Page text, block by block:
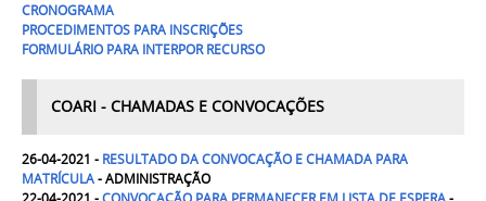
CRONOGRAMA
PROCEDIMENTOS PARA INSCRIÇÕES
FORMULÁRIO PARA INTERPOR RECURSO
COARI - CHAMADAS E CONVOCAÇÕES
26-04-2021 - RESULTADO DA CONVOCAÇÃO E CHAMADA PARA
MATRÍCULA- ADMINISTRAÇÃO